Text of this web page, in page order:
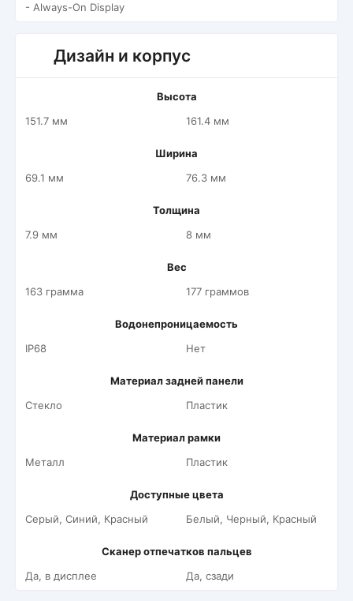
- Always-On Display
Дизайн и корпус
Высота
151.7 мм
161.4 мм
Ширина
69.1 мм
76.3 мм
Толщина
7.9 мм
8 мм
Вес
163 грамма
177 граммов
Водонепроницаемость
IP68
Нет
Материал задней панели
Стекло
Пластик
Материал рамки
Металл
Пластик
Доступные цвета
Серый, Синий, Красный
Белый, Черный, Красный
Сканер отпечатков пальцев
Да, в дисплее
Да, сзади